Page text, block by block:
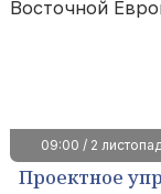
09:00 / 2
Проектное